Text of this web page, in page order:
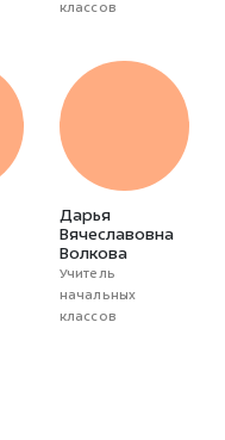
классов
Дарья
Вячеславовна
Волкова
Учитель
начальных
классов